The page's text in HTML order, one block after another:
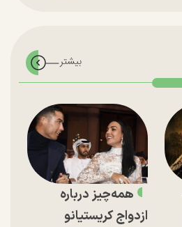
همه‌چیز درباره
ازدواج کریستیانو